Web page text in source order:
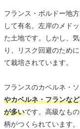
フランス・ボルドー地
して有名。左岸のメド
た土地です。しかし、
り、リスク回避のため
て栽培されています。
フランスのカベルネ・
やカベルネ・フランな
が多いです。高級なも
柄がつくられています。